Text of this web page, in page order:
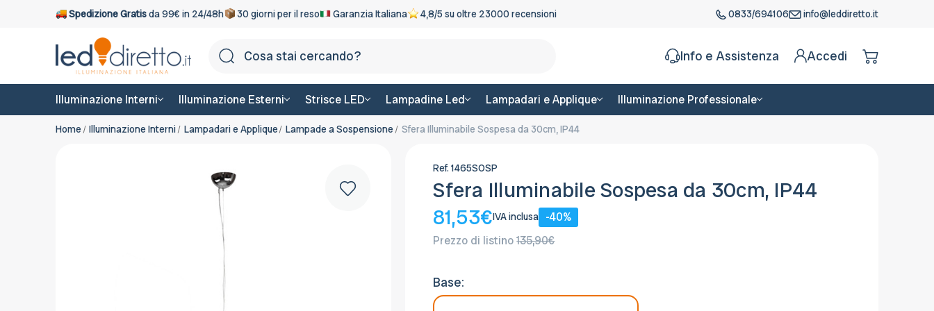
Spedizione Gratisda 99€ in 24/48h 30 giorni per il reso Garanzia Italiana 4,8/5 su oltre 23000 recensioni 0833/694106 info@leddiretto.it
Info e Assistenza Accedi
Illuminazione Interni Illuminazione Esterni Strisce LED Lampadine Led Lampadari e Applique Illuminazione Professionale
Home Illuminazione Interni Lampadari e Applique Lampade a Sospensione Sfera Illuminabile Sospesa da 30cm, IP44
Ref. 1465SOSP
Sfera Illuminabile Sospesa da 30cm, IP44
81,53€IVA inclusa
-40%
Prezzo di listino135,90€
Base: